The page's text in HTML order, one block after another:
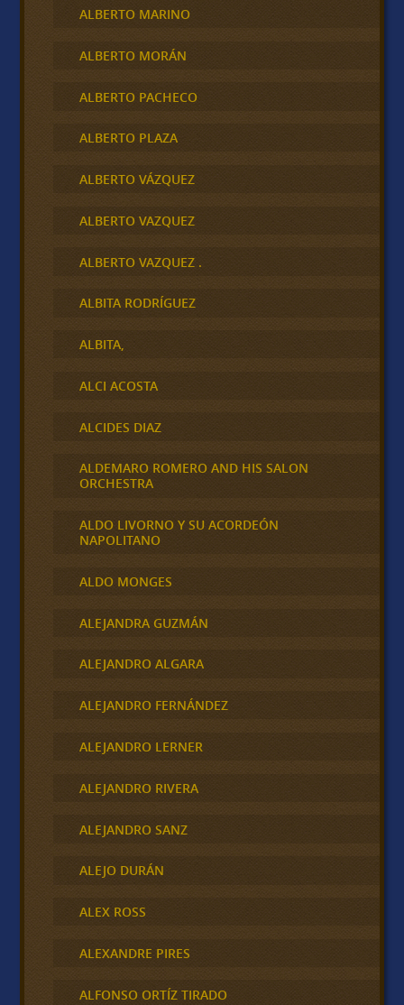
ALBERTO MARINO
ALBERTO MORÁN
ALBERTO PACHECO
ALBERTO PLAZA
ALBERTO VÁZQUEZ
ALBERTO VAZQUEZ
ALBERTO VAZQUEZ .
ALBITA RODRÍGUEZ
ALBITA,
ALCI ACOSTA
ALCIDES DIAZ
ALDEMARO ROMERO AND HIS SALON
ORCHESTRA
ALDO LIVORNO Y SU ACORDEÓN
NAPOLITANO
ALDO MONGES
ALEJANDRA GUZMÁN
ALEJANDRO ALGARA
ALEJANDRO FERNÁNDEZ
ALEJANDRO LERNER
ALEJANDRO RIVERA
ALEJANDRO SANZ
ALEJO DURÁN
ALEX ROSS
ALEXANDRE PIRES
ALFONSO ORTÍZ TIRADO